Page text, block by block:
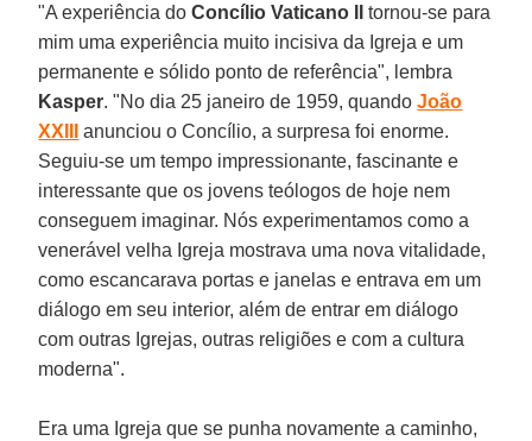
"A experiência doConcílio Vaticano IItornou-se para
mim uma experiência muito incisiva da Igreja e um
permanente e sólido ponto de referência", lembra
Kasper. "No dia 25 janeiro de 1959, quandoJoão
XXIII
anunciou o Concílio, a surpresa foi enorme.
Seguiu-se um tempo impressionante, fascinante e
interessante que os jovens teólogos de hoje nem
conseguem imaginar. Nós experimentamos como a
venerável velha Igreja mostrava uma nova vitalidade,
como escancarava portas e janelas e entrava em um
diálogo em seu interior, além de entrar em diálogo
com outras Igrejas, outras religiões e com a cultura
moderna".
Era uma Igreja que se punha novamente a caminho,